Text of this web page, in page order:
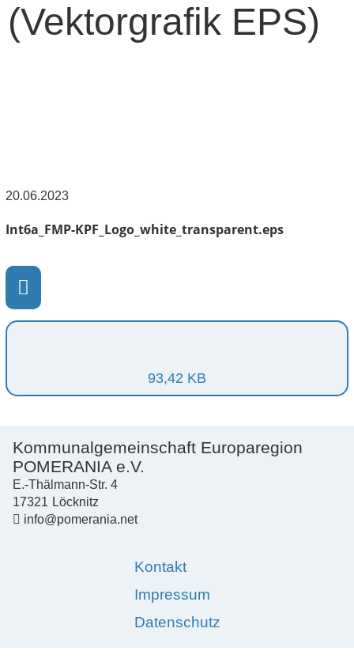
(Vektorgrafik EPS)
20.06.2023
Int6a_FMP-KPF_Logo_white_transparent.eps
93,42 KB
Kommunalgemeinschaft Europaregion
POMERANIA e.V.
E.-Thälmann-Str. 4
17321 Löcknitz
info@pomerania.net
Kontakt
Impressum
Datenschutz